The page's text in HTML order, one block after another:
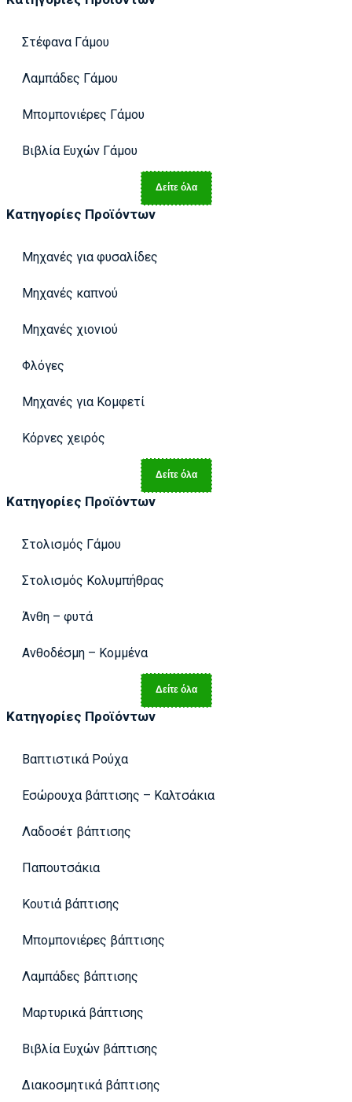
Στέφανα Γάμου
Λαμπάδες Γάμου
Μπομπονιέρες Γάμου
Βιβλία Ευχών Γάμου
Δείτε όλα
Κατηγορίες Προϊόντων
Μηχανές για φυσαλίδες
Μηχανές καπνού
Μηχανές χιονιού
Φλόγες
Μηχανές για Κομφετί
Κόρνες χειρός
Δείτε όλα
Κατηγορίες Προϊόντων
Στολισμός Γάμου
Στολισμός Κολυμπήθρας
Άνθη – φυτά
Ανθοδέσμη – Κομμένα
Δείτε όλα
Κατηγορίες Προϊόντων
Βαπτιστικά Ρούχα
Εσώρουχα βάπτισης – Καλτσάκια
Λαδοσέτ βάπτισης
Παπουτσάκια
Κουτιά βάπτισης
Μπομπονιέρες βάπτισης
Λαμπάδες βάπτισης
Μαρτυρικά βάπτισης
Βιβλία Ευχών βάπτισης
Διακοσμητικά βάπτισης